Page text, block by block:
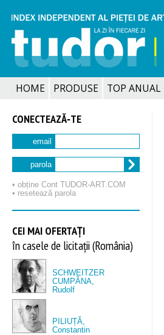
HOME PRODUSE TOP ANUAL
CONECTEAZĂ‑TE
email
parola
• obține Cont TUDOR‑ART.COM
• resetează parola
CEI MAI OFERTAȚI
în casele de licitații (România)
SCHWEITZER
CUMPĂNA,
Rudolf
PILIUȚĂ,
Constantin